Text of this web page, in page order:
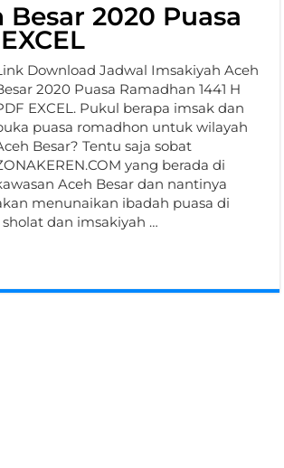
2020 Puasa
Download Jadwal Imsakiyah Aceh
2020 Puasa Ramadhan 1441 H
EXCEL. Pukul berapa imsak dan
puasa romadhon untuk wilayah
Besar? Tentu saja sobat
yang berada di
Aceh Besar dan nantinya
menunaikan ibadah puasa di
dan imsakiyah …